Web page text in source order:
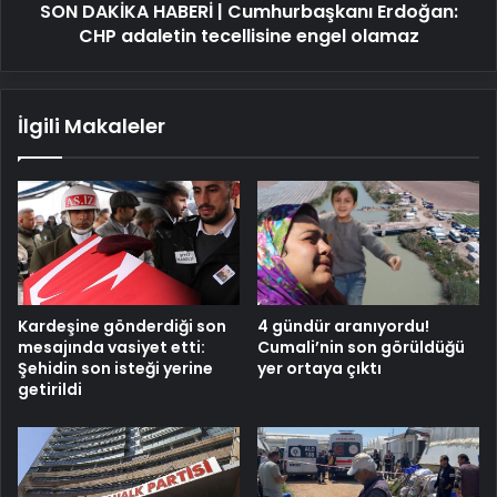
engelSON DAKİKA HABERİ | Cumhurbaşkanı Erdoğan:
CHP adaletin tecellisine engel olamaz
İlgili Makaleler
Kardeşine gönderdiği son
mesajında vasiyet etti:
Şehidin son isteği yerine
getirildi
4 gündür aranıyordu!
Cumali’nin son görüldüğü
yer ortaya çıktı